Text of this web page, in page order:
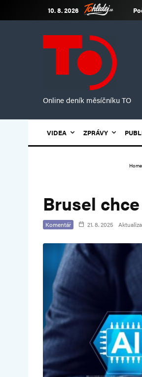
10. 8. 2026
Online deník měsíčníku TO
VIDEA ZPRÁVY
Home
Brusel
Komentář 21. 8. 2025